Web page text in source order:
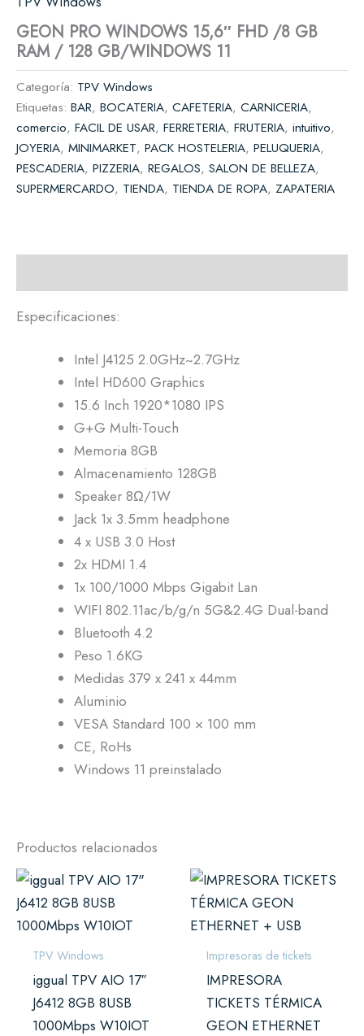
GEON PRO WINDOWS 15,6″ FHD /8 GB
RAM / 128 GB/WINDOWS 11
Categoría: TPV Windows
Etiquetas: BAR, BOCATERIA, CAFETERIA, CARNICERIA,
comercio, FACIL DE USAR, FERRETERIA, FRUTERIA, intuitivo,
JOYERIA, MINIMARKET, PACK HOSTELERIA, PELUQUERIA,
PESCADERIA, PIZZERIA, REGALOS, SALON DE BELLEZA,
SUPERMERCARDO, TIENDA, TIENDA DE ROPA, ZAPATERIA
Especificaciones:
Intel J4125 2.0GHz~2.7GHz
Intel HD600 Graphics
15.6 Inch 1920*1080 IPS
G+G Multi-Touch
Memoria 8GB
Almacenamiento 128GB
Speaker 8Ω/1W
Jack 1x 3.5mm headphone
4 x USB 3.0 Host
2x HDMI 1.4
1x 100/1000 Mbps Gigabit Lan
WIFI 802.11ac/b/g/n 5G&2.4G Dual-band
Bluetooth 4.2
Peso 1.6KG
Medidas 379 x 241 x 44mm
Aluminio
VESA Standard 100 × 100 mm
CE, RoHs
Windows 11 preinstalado
Productos relacionados
TPV Windows
iggual TPV AIO 17″
J6412 8GB 8USB
1000Mbps W10IOT
Impresoras de tickets
IMPRESORA
TICKETS TÉRMICA
GEON ETHERNET